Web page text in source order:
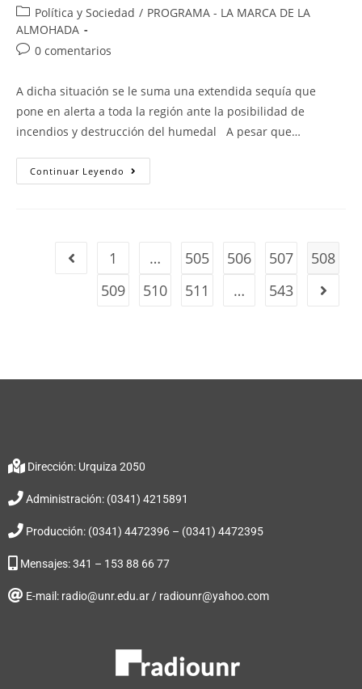
Política y Sociedad / PROGRAMA - LA MARCA DE LA
ALMOHADA
0 comentarios
A dicha situación se le suma una extendida sequía que
pone en alerta a toda la región ante la posibilidad de
incendios y destrucción del humedal A pesar que…
Continuar Leyendo
1 … 505 506 507
508
509
510 511 … 543
Dirección: Urquiza 2050
Administración: (0341) 4215891
Producción: (0341) 4472396 – (0341) 4472395
Mensajes: 341 – 153 88 66 77
E-mail: radio@unr.edu.ar / radiounr@yahoo.com